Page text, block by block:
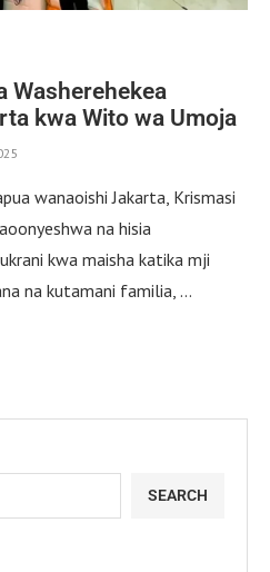
Washerehekea
kwa Wito wa Umoja
wanaoishi Jakarta, Krismasi
na hisia
kwa maisha katika mji
na kutamani familia, …
SEARCH